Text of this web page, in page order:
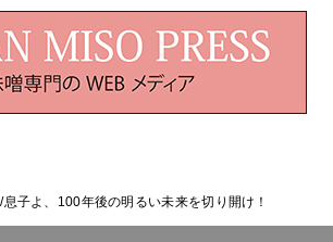
息子よ、100年後の明るい未来を切り開け！